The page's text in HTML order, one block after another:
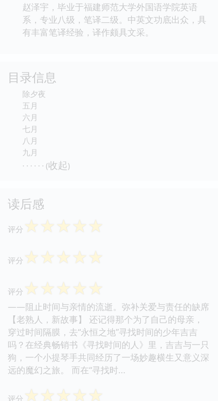
赵泽宇，毕业于福建师范大学外国语学院英语
系，专业八级，笔译二级。中英文功底出众，具
有丰富笔译经验，译作颇具文采。
目录信息
除夕夜
五月
六月
七月
八月
九月
· · · · · · (收起)
读后感
评分 ☆☆☆☆☆
评分 ☆☆☆☆☆
评分 ☆☆☆☆☆
——阻止时间与亲情的流逝。弥补关爱与责任的缺席
【老熟人，新故事】 还记得那个为了自己的母亲，
穿过时间隔膜，去“永恒之地”寻找时间的少年吉吉
吗？在经典畅销书《寻找时间的人》里，吉吉与一只
狗，一个小提琴手共同经历了一场妙趣横生又意义深
远的魔幻之旅。 而在“寻找时...
评分 ☆☆☆☆☆